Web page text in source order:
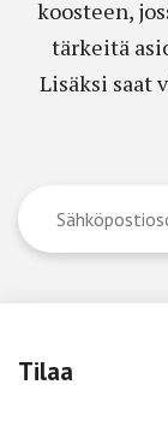
koosteen,
tärkeitä
Lisäksi saat
Tilaa